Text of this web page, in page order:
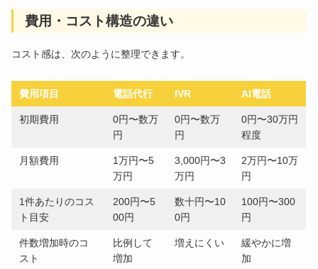
費用・コスト構造の違い
コスト感は、次のように整理できます。
費用項目 電話代行 IVR AI電話
初期費用
0円〜数万
円
0円〜数万
円
0円〜30万円
程度
月額費用
1万円〜5
万円
3,000円〜3
万円
2万円〜10万
円
1件あたりのコス
ト目安
200円〜5
00円
数十円〜10
0円
100円〜300
円
件数増加時のコ
スト
比例して
増加
増えにくい
緩やかに増
加